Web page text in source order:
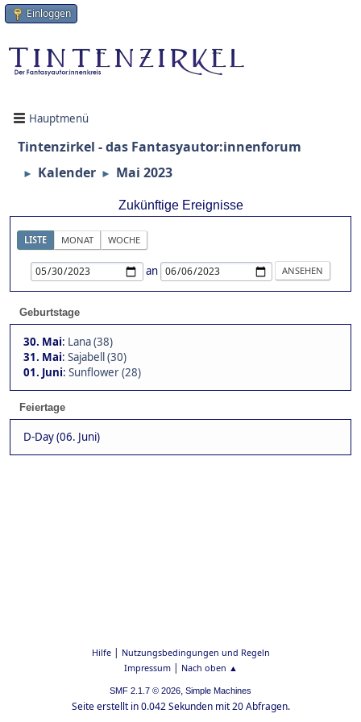
Einloggen
Hauptmenü
Tintenzirkel - das Fantasyautor:innenforum
► Kalender ► Mai 2023
Zukünftige Ereignisse
LISTE MONAT WOCHE
an
Geburtstage
30. Mai: Lana (38)
31. Mai: Sajabell (30)
01. Juni: Sunflower (28)
Feiertage
D-Day (06. Juni)
Hilfe| Nutzungsbedingungen und Regeln
Impressum| Nach oben ▲
SMF 2.1.7 © 2026, Simple Machines
Seite erstellt in 0.042 Sekunden mit 20 Abfragen.